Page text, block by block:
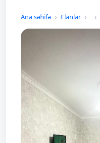
Ana səhifə Elanlar